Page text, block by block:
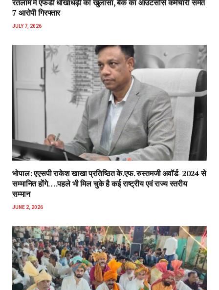
रतलाम में एफडी धोखाधड़ी का खुलासा, बैंक का आउटसोर्स कर्मचारी समेत
7 आरोपी गिरफ्तार
JULY 7, 2026
भोपाल: एएसपी राकेश‌ खाखा प्रतिष्ठित के.एफ. रुस्तमजी अवॉर्ड-2024 से
सम्मानित होंगे….पहले भी मिल चुके है कई राष्ट्रीय एवं राज्य स्तरीय
सम्मान
JUNE 2, 2026